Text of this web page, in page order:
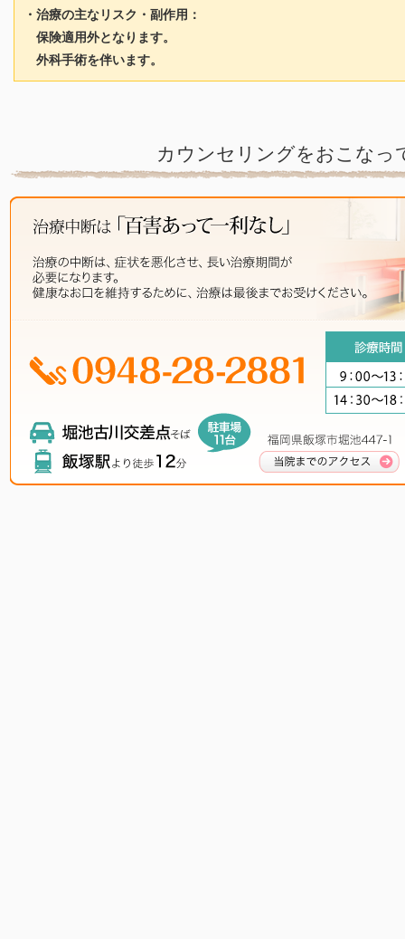
・治療の主なリスク・副作用：
保険適用外となります。
外科手術を伴います。
カウンセリングをおこなっ